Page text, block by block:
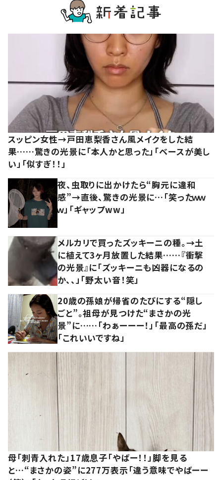
スッピン女性→戸田恵梨香さん風メイクをした結
果……驚きの光景に「本人かと思った」「ベースが美し
い」「似すぎ！！」
夜、虫取りに出かけたら“胸元に違和
感”→直後、驚きの光景に…「笑ったｗｗ
ｗ」「ギャップww」
メルカリで買ったズッキーニの種。→土
に植えて3ヶ月放置した結果……『衝撃
の光景』に「ズッキーニも凶器になるの
か、、」「野太い音！笑」
20歳の孫娘が帰省のたびにする“隠し
ごと”。祖母が見つけた“まさかの光
景”に……「わぁーーー！」「最高の孫だ」
「これいいですね」
母「刺青入れた」17歳息子「やばー！！」脚を見る
と…“まさかの姿”に277万表示「違う意味でやばーー